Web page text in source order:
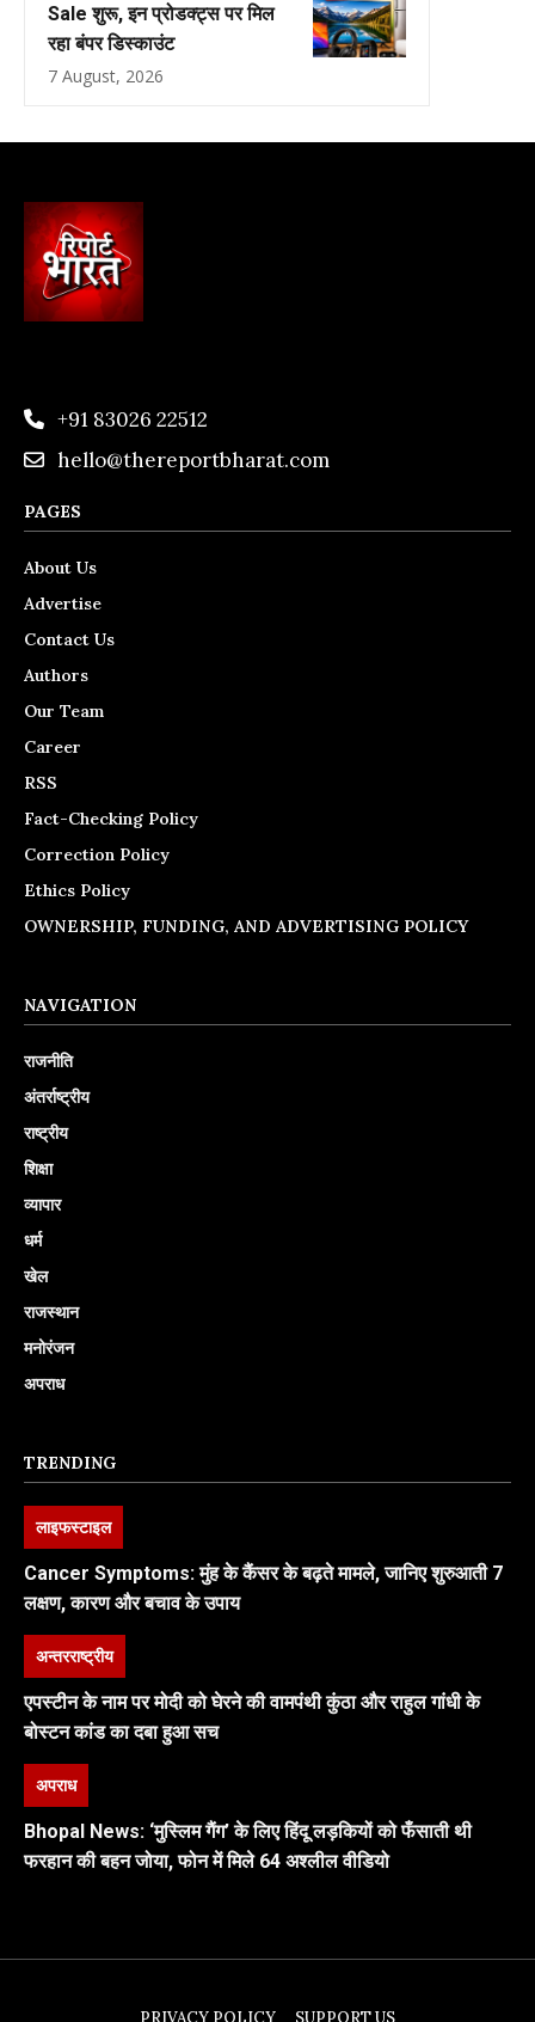
Sale शुरू, इन प्रोडक्ट्स पर मिल
रहा बंपर डिस्काउंट
7 August, 2026
+91 83026 22512
hello@thereportbharat.com
PAGES
About Us
Advertise
Contact Us
Authors
Our Team
Career
RSS
Fact-Checking Policy
Correction Policy
Ethics Policy
OWNERSHIP, FUNDING, AND ADVERTISING POLICY
NAVIGATION
राजनीति
अंतर्राष्ट्रीय
राष्ट्रीय
शिक्षा
व्यापार
धर्म
खेल
राजस्थान
मनोरंजन
अपराध
TRENDING
लाइफस्टाइल
Cancer Symptoms: मुंह के कैंसर के बढ़ते मामले, जानिए शुरुआती 7
लक्षण, कारण और बचाव के उपाय
अन्तरराष्ट्रीय
एपस्टीन के नाम पर मोदी को घेरने की वामपंथी कुंठा और राहुल गांधी के
बोस्टन कांड का दबा हुआ सच
अपराध
Bhopal News: ‘मुस्लिम गैंग’ के लिए हिंदू लड़कियों को फँसाती थी
फरहान की बहन जोया, फोन में मिले 64 अश्लील वीडियो
PRIVACY POLICY SUPPORT US